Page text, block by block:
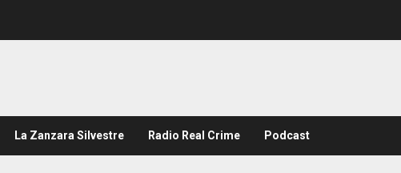
La Zanzara Silvestre Radio Real Crime Podcast